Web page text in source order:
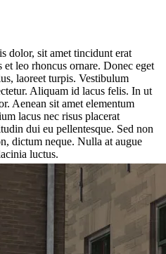
dolor, sit amet tincidunt erat
leo rhoncus ornare. Donec eget
laoreet turpis. Vestibulum
Aliquam id lacus felis. In ut
Aenean sit amet elementum
lacus nec risus placerat
dui eu pellentesque. Sed non
dictum neque. Nulla at augue
luctus.